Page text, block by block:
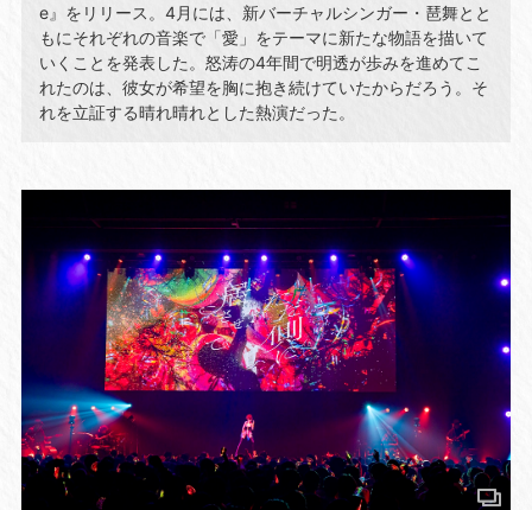
e』をリリース。4月には、新バーチャルシンガー・琶舞とと
もにそれぞれの音楽で「愛」をテーマに新たな物語を描いて
いくことを発表した。怒涛の4年間で明透が歩みを進めてこ
れたのは、彼女が希望を胸に抱き続けていたからだろう。そ
れを立証する晴れ晴れとした熱演だった。